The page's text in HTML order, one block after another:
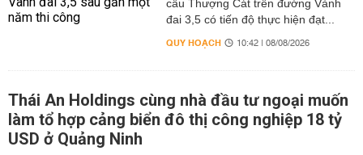
cầu Thượng Cát trên đường Vành
đai 3,5 có tiến độ thực hiện đạt...
QUY HOẠCH 10:42 | 08/08/2026
Thái An Holdings cùng nhà đầu tư ngoại muốn
làm tổ hợp cảng biển đô thị công nghiệp 18 tỷ
USD ở Quảng Ninh